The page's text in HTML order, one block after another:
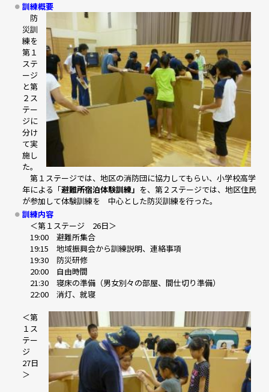
訓練概要
防
災訓
練を
第１
ステ
ージ
と第
２ス
テー
ジに
分け
て実
施し
た。
第１ステージでは、地区の消防団に協力してもらい、小学校高学
年による「避難所宿泊体験訓練」 を、第２ステージでは、地区住民
が参加して体験訓練を 中心とした防災訓練を行った。
訓練内容
＜第１ステージ 26日＞
19:00 避難所集合
19:15 地域振興会から訓練説明、連絡事項
19:30 防災研修
20:00 自由時間
21:30 寝床の準備（男女別々の部屋、間仕切り準備）
22:00 消灯、就寝
＜第
１ス
テー
ジ
27日
＞